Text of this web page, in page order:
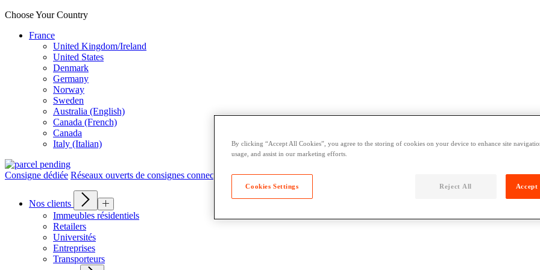
Choose Your Country
France
United Kingdom/Ireland
United States
Denmark
Germany
Norway
Sweden
Australia (English)
Canada (French)
Canada
Italy (Italian)
Consigne dédiée Réseaux ouverts de consignes connectées
Nos clients
Immeubles résidentiels
Retailers
Universités
Entreprises
Transporteurs
By clicking “Accept All Cookies”, you agree to the storing of cookies on your device to enhance site
usage, and assist in our marketing efforts.
Cookies Settings Reject All Accept